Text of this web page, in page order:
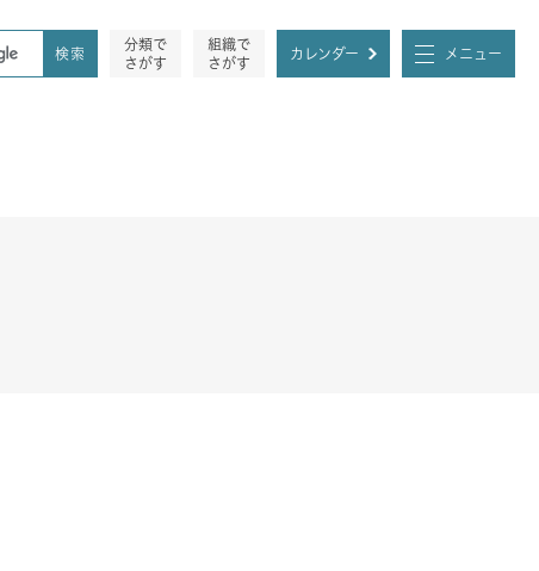
分類で
さがす
組織で
さがす
カレンダー メニュー